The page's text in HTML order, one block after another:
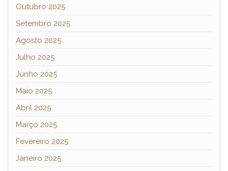
Outubro 2025
Setembro 2025
Agosto 2025
Julho 2025
Junho 2025
Maio 2025
Abril 2025
Março 2025
Fevereiro 2025
Janeiro 2025